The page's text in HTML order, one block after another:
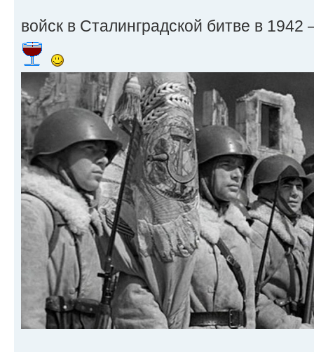
войск в Сталинградской битве в